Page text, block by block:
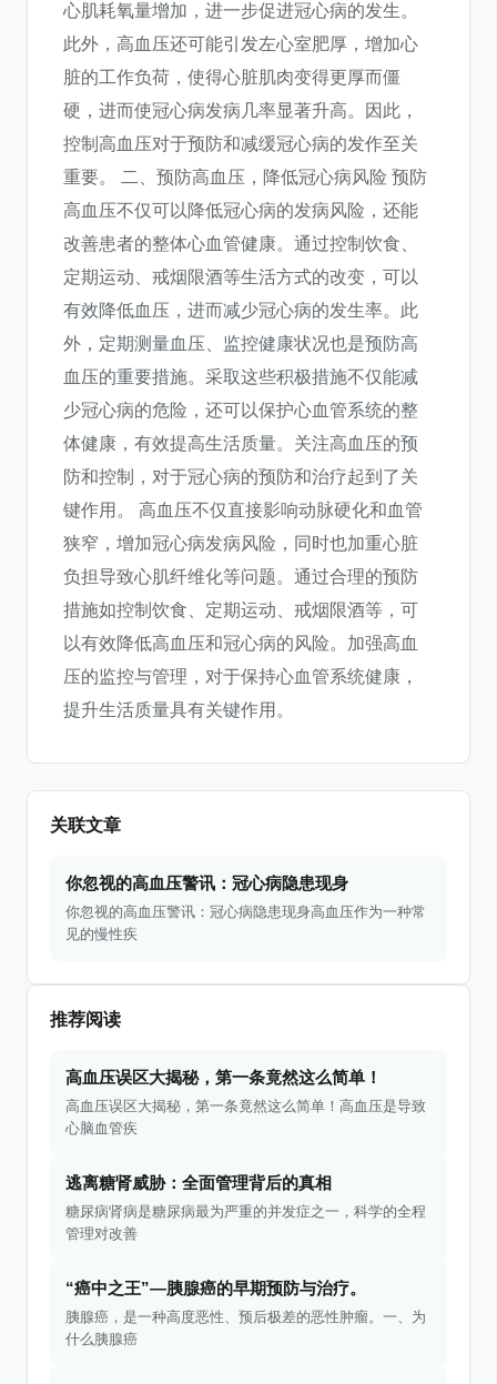
心肌耗氧量增加，进一步促进冠心病的发生。
此外，高血压还可能引发左心室肥厚，增加心
脏的工作负荷，使得心脏肌肉变得更厚而僵
硬，进而使冠心病发病几率显著升高。因此，
控制高血压对于预防和减缓冠心病的发作至关
重要。 二、预防高血压，降低冠心病风险 预防
高血压不仅可以降低冠心病的发病风险，还能
改善患者的整体心血管健康。通过控制饮食、
定期运动、戒烟限酒等生活方式的改变，可以
有效降低血压，进而减少冠心病的发生率。此
外，定期测量血压、监控健康状况也是预防高
血压的重要措施。采取这些积极措施不仅能减
少冠心病的危险，还可以保护心血管系统的整
体健康，有效提高生活质量。关注高血压的预
防和控制，对于冠心病的预防和治疗起到了关
键作用。 高血压不仅直接影响动脉硬化和血管
狭窄，增加冠心病发病风险，同时也加重心脏
负担导致心肌纤维化等问题。通过合理的预防
措施如控制饮食、定期运动、戒烟限酒等，可
以有效降低高血压和冠心病的风险。加强高血
压的监控与管理，对于保持心血管系统健康，
提升生活质量具有关键作用。
关联文章
你忽视的高血压警讯：冠心病隐患现身
你忽视的高血压警讯：冠心病隐患现身高血压作为一种常
见的慢性疾
推荐阅读
高血压误区大揭秘，第一条竟然这么简单！
高血压误区大揭秘，第一条竟然这么简单！高血压是导致
心脑血管疾
逃离糖肾威胁：全面管理背后的真相
糖尿病肾病是糖尿病最为严重的并发症之一，科学的全程
管理对改善
“癌中之王”—胰腺癌的早期预防与治疗。
胰腺癌，是一种高度恶性、预后极差的恶性肿瘤。一、为
什么胰腺癌